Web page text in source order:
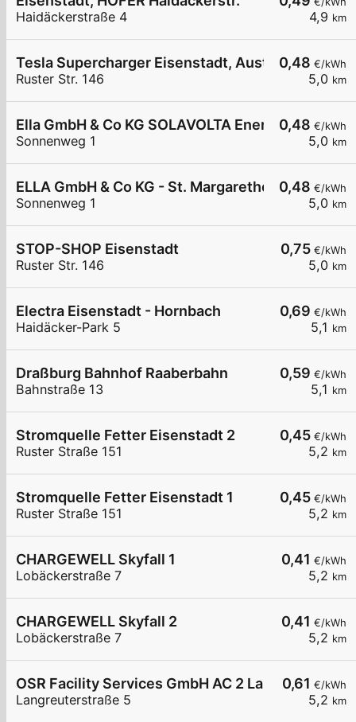
4,9 km
Haidäckerstraße 4
0,48 €/kWh
5,0 km
Tesla Supercharger Eisenstadt, Austria
Ruster Str. 146
0,48 €/kWh
5,0 km
Ella GmbH & Co KG SOLAVOLTA Energie- und
Sonnenweg 1
0,48 €/kWh
5,0 km
ELLA GmbH & Co KG - St. Margarethen - Solavolta
Sonnenweg 1
0,75 €/kWh
5,0 km
STOP-SHOP Eisenstadt
Ruster Str. 146
0,69 €/kWh
5,1 km
Electra Eisenstadt - Hornbach
Haidäcker-Park 5
0,59 €/kWh
5,1 km
Draßburg Bahnhof Raaberbahn
Bahnstraße 13
0,45 €/kWh
5,2 km
Stromquelle Fetter Eisenstadt 2
Ruster Straße 151
0,45 €/kWh
5,2 km
Stromquelle Fetter Eisenstadt 1
Ruster Straße 151
0,41 €/kWh
5,2 km
CHARGEWELL Skyfall 1
Lobäckerstraße 7
0,41 €/kWh
5,2 km
CHARGEWELL Skyfall 2
Lobäckerstraße 7
0,61 €/kWh
5,2 km
OSR Facility Services GmbH AC 2
Langreuterstraße 5